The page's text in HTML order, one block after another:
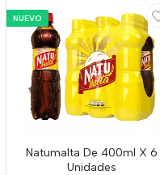
NUEVO
Natumalta De 400ml X 6
Unidades